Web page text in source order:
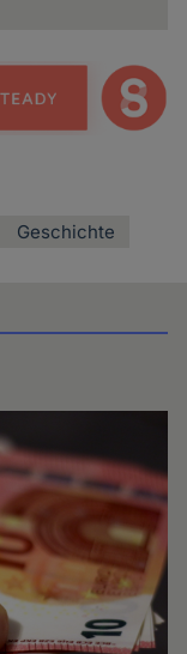
Geschichte